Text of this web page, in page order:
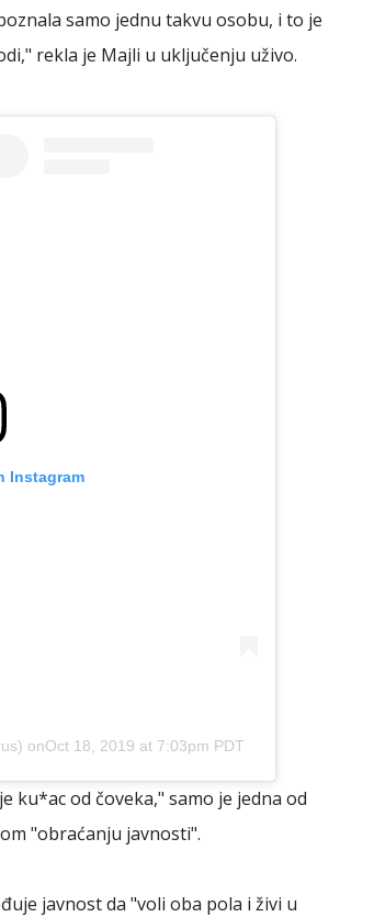
samo jednu takvu osobu, i to je
rekla je Majli u uključenju uživo.
Instagram
onOct 18, 2019 at 7:03pm PDT
ku*ac od čoveka," samo je jedna od
"obraćanju javnosti".
javnost da "voli oba pola i živi u